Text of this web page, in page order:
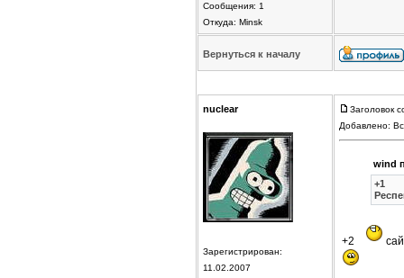
Сообщения: 1
Откуда: Minsk
Вернуться к началу
nuclear
Зарегистрирован:
11.02.2007
Заголовок
Добавлено:
wind
+1
+2